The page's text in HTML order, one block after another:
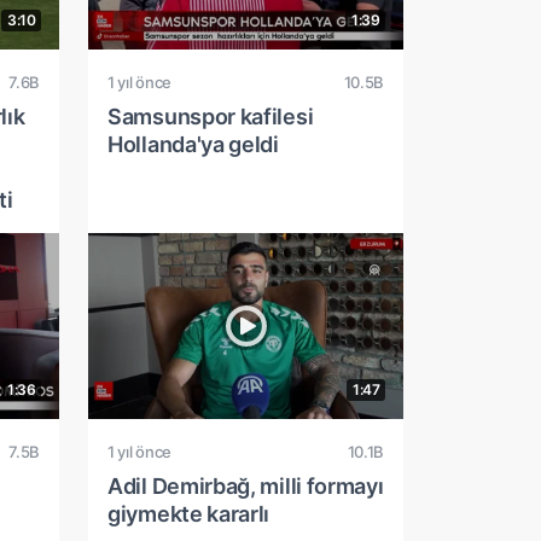
3:10
7.6B
1:39
1 yıl önce 10.5B
Samsunspor kafilesi
Hollanda'ya geldi
1:36
7.5B
1:47
1 yıl önce 10.1B
Adil Demirbağ, milli formayı
giymekte kararlı